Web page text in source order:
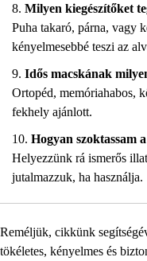
Milyen kiegészítőket
Puha takaró, párna, vagy
kényelmesebbé teszi az
Idős macskának
Ortopéd, memóriahabos,
fekhely ajánlott.
Hogyan szoktassam
Helyezzünk rá ismerős
jutalmazzuk, ha használja.
Reméljük, cikkünk
tökéletes, kényelmes és